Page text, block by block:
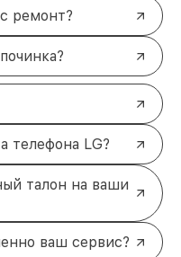
ремонт?
телефона LG?
талон на ваши
ваш сервис?